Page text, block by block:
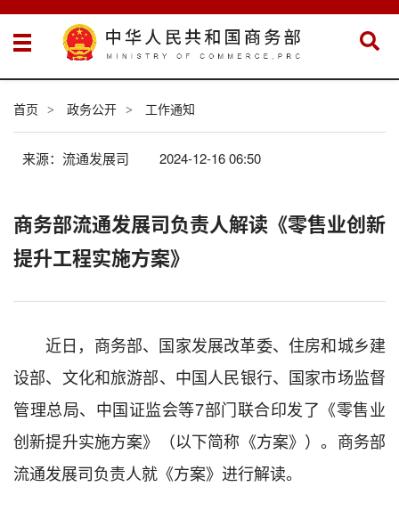
首页 > 政务公开 > 工作通知
来源：流通发展司 2024-12-16 06:50
商务部流通发展司负责人解读《零售业创新
提升工程实施方案》
近日，商务部、国家发展改革委、住房和城乡建
设部、文化和旅游部、中国人民银行、国家市场监督
管理总局、中国证监会等7部门联合印发了《零售业
创新提升实施方案》（以下简称《方案》）。商务部
流通发展司负责人就《方案》进行解读。